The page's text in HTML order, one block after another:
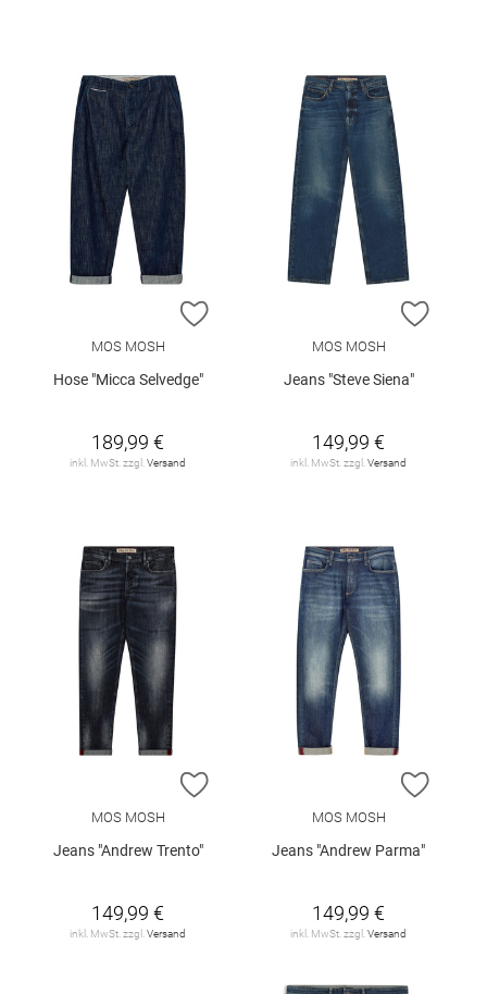
ZUR WUNSCHLISTE HINZUFÜGEN
MOS MOSH
Hose "Micca Selvedge"
189,99 €
inkl. MwSt. zzgl.Versand
ZUR
MOS MOSH
Jeans "Steve Siena"
149,99 €
inkl. MwSt. zzgl.Versand
ZUR WUNSCHLISTE HINZUFÜGEN
MOS MOSH
Jeans "Andrew Trento"
149,99 €
inkl. MwSt. zzgl. Versand
ZUR
MOS MOSH
Jeans "Andrew Parma"
149,99 €
inkl. MwSt. zzgl. Versand